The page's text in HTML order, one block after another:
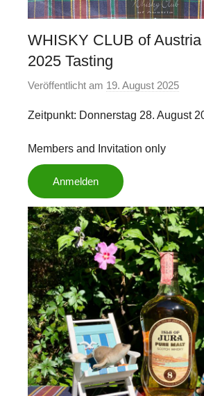
WHISKY CLUB of
2025 Tasting
Veröffentlicht am 19. August 2025
n
n
Zeitpunkt: Donnerstag 28. August
Members and Invitation only
Anmelden